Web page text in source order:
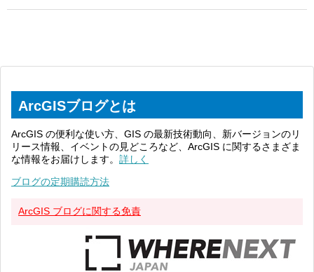
ArcGISブログとは
ArcGIS の便利な使い方、GIS の最新技術動向、新バージョンのリ
リース情報、イベントの見どころなど、ArcGIS に関するさまざま
な情報をお届けします。 詳しく
ブログの定期購読方法
ArcGIS ブログに関する免責